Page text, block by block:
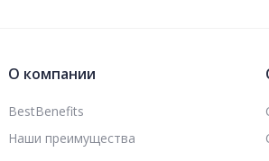
О компании
BestBenefits
Наши преимущества